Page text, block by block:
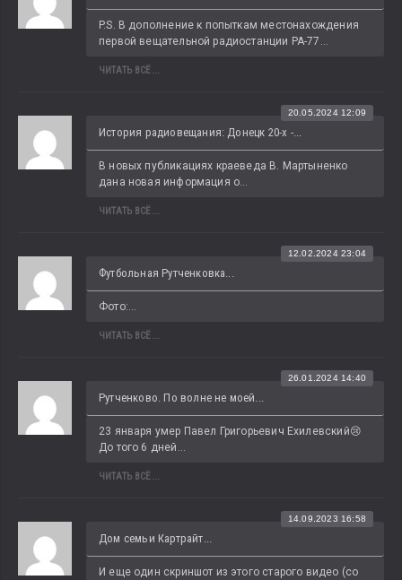
P.S. В дополнение к попыткам местонахождения
первой вещательной радиостанции РА-77...
ЧИТАТЬ ВСЁ...
История радиовещания: Донецк 20-х -...
20.05.2024 12:09
В новых публикациях краеведа В. Мартыненко
дана новая информация о...
ЧИТАТЬ ВСЁ...
Футбольная Рутченковка...
12.02.2024 23:04
Фото:...
ЧИТАТЬ ВСЁ...
Рутченково. По волне не моей...
26.01.2024 14:40
23 января умер Павел Григорьевич Ехилевский😢
До того 6 дней...
ЧИТАТЬ ВСЁ...
Дом семьи Картрайт...
14.09.2023 16:58
И еще один скриншот из этого старого видео (со